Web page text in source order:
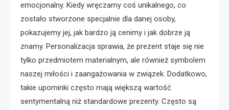
emocjonalny. Kiedy wręczamy coś unikalnego, co
zostało stworzone specjalnie dla danej osoby,
pokazujemy jej, jak bardzo ją cenimy i jak dobrze ją
znamy. Personalizacja sprawia, że prezent staje się nie
tylko przedmiotem materialnym, ale również symbolem
naszej miłości i zaangażowania w związek. Dodatkowo,
takie upominki często mają większą wartość
sentymentalną niż standardowe prezenty. Często są